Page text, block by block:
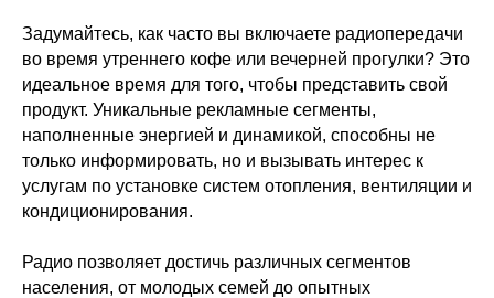
Задумайтесь, как часто вы включаете радиопередачи
во время утреннего кофе или вечерней прогулки? Это
идеальное время для того, чтобы представить свой
продукт. Уникальные рекламные сегменты,
наполненные энергией и динамикой, способны не
только информировать, но и вызывать интерес к
услугам по установке систем отопления, вентиляции и
кондиционирования.
Радио позволяет достичь различных сегментов
населения, от молодых семей до опытных